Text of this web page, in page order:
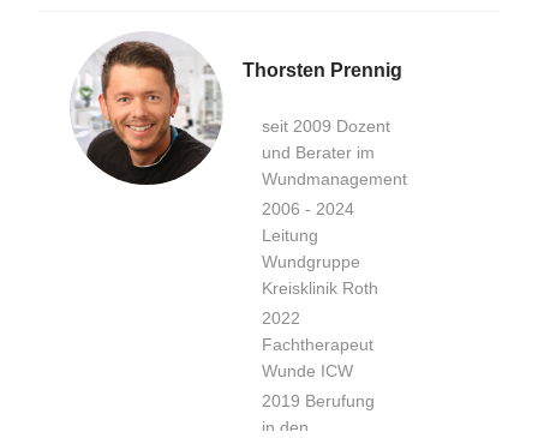
Fort- und
Juni 2016
Niedersächsische
Akademie für
Fachberufe im
Gesundheitswesen
Pflegefachkraft
(PDL)
06/2009 –
Thorsten Prennig
seit 2009 Dozent
und Berater im
Wundmanagement
2006 - 2024
Leitung
Wundgruppe
Kreisklinik Roth
2022
Fachtherapeut
Wunde ICW
2019 Berufung
in den